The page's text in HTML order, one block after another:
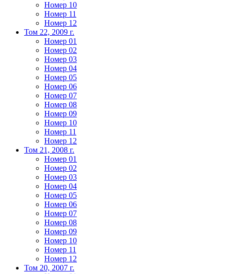
Номер 10
Номер 11
Номер 12
Том 22, 2009 г.
Номер 01
Номер 02
Номер 03
Номер 04
Номер 05
Номер 06
Номер 07
Номер 08
Номер 09
Номер 10
Номер 11
Номер 12
Том 21, 2008 г.
Номер 01
Номер 02
Номер 03
Номер 04
Номер 05
Номер 06
Номер 07
Номер 08
Номер 09
Номер 10
Номер 11
Номер 12
Том 20, 2007 г.